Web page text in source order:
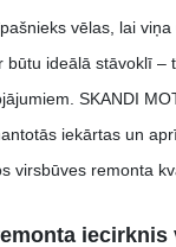
vēlas, lai
būtu ideālā stāvoklī –
SKANDI
iekārtas un
virsbūves remonta
iecirknis